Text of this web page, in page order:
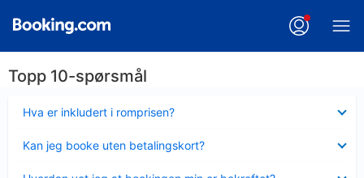
Topp 10-spørsmål
Hva er inkludert i romprisen?
mindre
Kan jeg booke uten betalingskort?
mindre